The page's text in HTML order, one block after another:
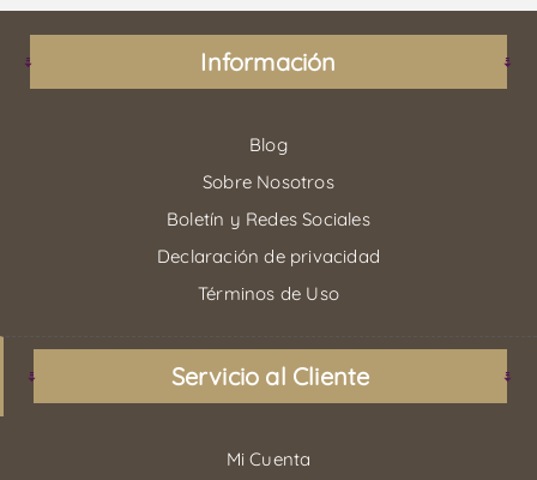
Información
Blog
Sobre Nosotros
Boletín y Redes Sociales
Declaración de privacidad
Términos de Uso
Servicio al Cliente
Mi Cuenta